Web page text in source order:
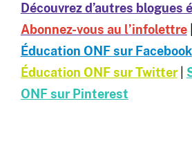
Découvrez d’autres blogues
Abonnez-vous au l’infolettre|
Éducation ONF sur Facebook
Éducation ONF sur Twitter|
ONF sur Pinterest